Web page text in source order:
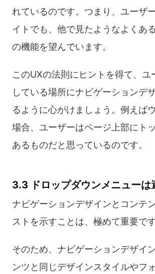
れているのです。つまり、ユーザ
イトでも、他で見たようなよくあ
の機能を望んでいます。
このUXの法則にヒントを得て、ユ
している場所にナビゲーションデ
るように心がけましょう。例えば
場合、ユーザーはページ上部にト
あるものだと思っているのです。
3.3 ドロップダウンメニューは
ナビゲーションデザインとコンテ
ストを示すことは、極めて重要です
そのため、ナビゲーションデザイ
ンツと同じデザインスタイルやフ